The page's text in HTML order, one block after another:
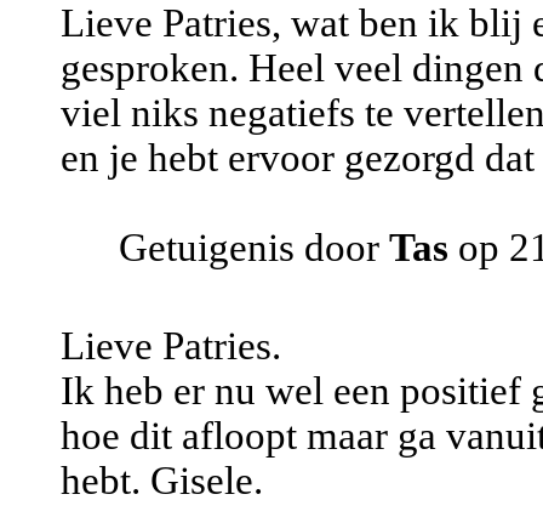
Lieve Patries, wat ben ik blij
gesproken. Heel veel
viel niks negatiefs te
en je hebt ervoor gezorgd
Getuigenis door Tas op
Lieve Patries.
Ik heb er nu wel een positief
hoe dit afloopt maar ga
hebt. Gisele.